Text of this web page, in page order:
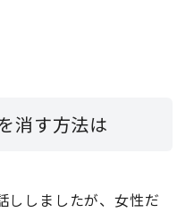
消す方法は
ししましたが、女性だ